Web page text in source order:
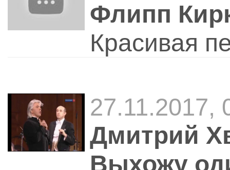
Флипп
Красивая
27.11.2017,
Дмитрий
Выхожу